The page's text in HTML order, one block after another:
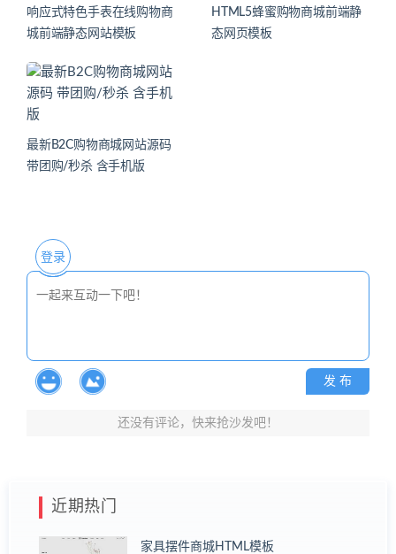
响应式特色手表在线购物商
城前端静态网站模板
HTML5蜂蜜购物商城前端静
态网页模板
最新B2C购物商城网站源码
带团购/秒杀 含手机版
登录
发 布
还没有评论，快来抢沙发吧！
近期热门
家具摆件商城HTML模板